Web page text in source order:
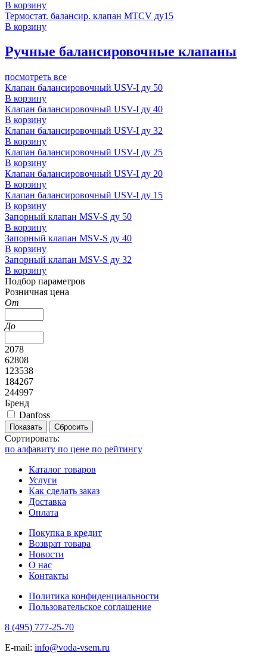
В корзину
Термостат. балансир. клапан MTCV ду15
В корзину
Ручные балансировочные клапаны
посмотреть все
Клапан балансировочный USV-I ду 50
В корзину
Клапан балансировочный USV-I ду 40
В корзину
Клапан балансировочный USV-I ду 32
В корзину
Клапан балансировочный USV-I ду 25
В корзину
Клапан балансировочный USV-I ду 20
В корзину
Клапан балансировочный USV-I ду 15
В корзину
Запорный клапан MSV-S ду 50
В корзину
Запорный клапан MSV-S ду 40
В корзину
Запорный клапан MSV-S ду 32
В корзину
Подбор параметров
Розничная цена
От
До
2078
62808
123538
184267
244997
Бренд
Danfoss
Показать Сбросить
Сортировать:
по алфавиту по цене по рейтингу
Каталог товаров
Услуги
Как сделать заказ
Доставка
Оплата
Покупка в кредит
Возврат товара
Новости
О нас
Контакты
Политика конфиденциальности
Пользовательское соглашение
8 (495) 777-25-70
E-mail: info@voda-vsem.ru